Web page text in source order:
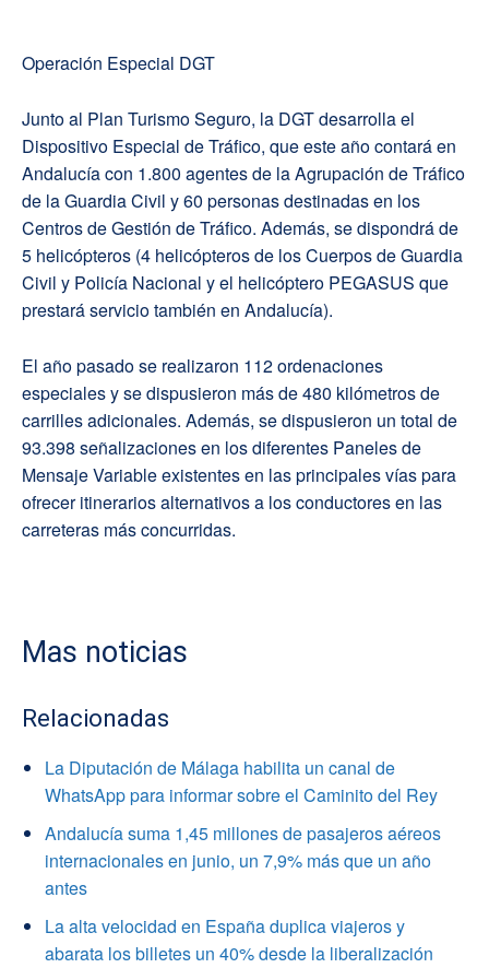
Operación Especial DGT
Junto al Plan Turismo Seguro, la DGT desarrolla el
Dispositivo Especial de Tráfico, que este año contará en
Andalucía con 1.800 agentes de la Agrupación de Tráfico
de la Guardia Civil y 60 personas destinadas en los
Centros de Gestión de Tráfico. Además, se dispondrá de
5 helicópteros (4 helicópteros de los Cuerpos de Guardia
Civil y Policía Nacional y el helicóptero PEGASUS que
prestará servicio también en Andalucía).
El año pasado se realizaron 112 ordenaciones
especiales y se dispusieron más de 480 kilómetros de
carrilles adicionales. Además, se dispusieron un total de
93.398 señalizaciones en los diferentes Paneles de
Mensaje Variable existentes en las principales vías para
ofrecer itinerarios alternativos a los conductores en las
carreteras más concurridas.
Mas noticias
Relacionadas
La Diputación de Málaga habilita un canal de
WhatsApp para informar sobre el Caminito del Rey
Andalucía suma 1,45 millones de pasajeros aéreos
internacionales en junio, un 7,9% más que un año
antes
La alta velocidad en España duplica viajeros y
abarata los billetes un 40% desde la liberalización